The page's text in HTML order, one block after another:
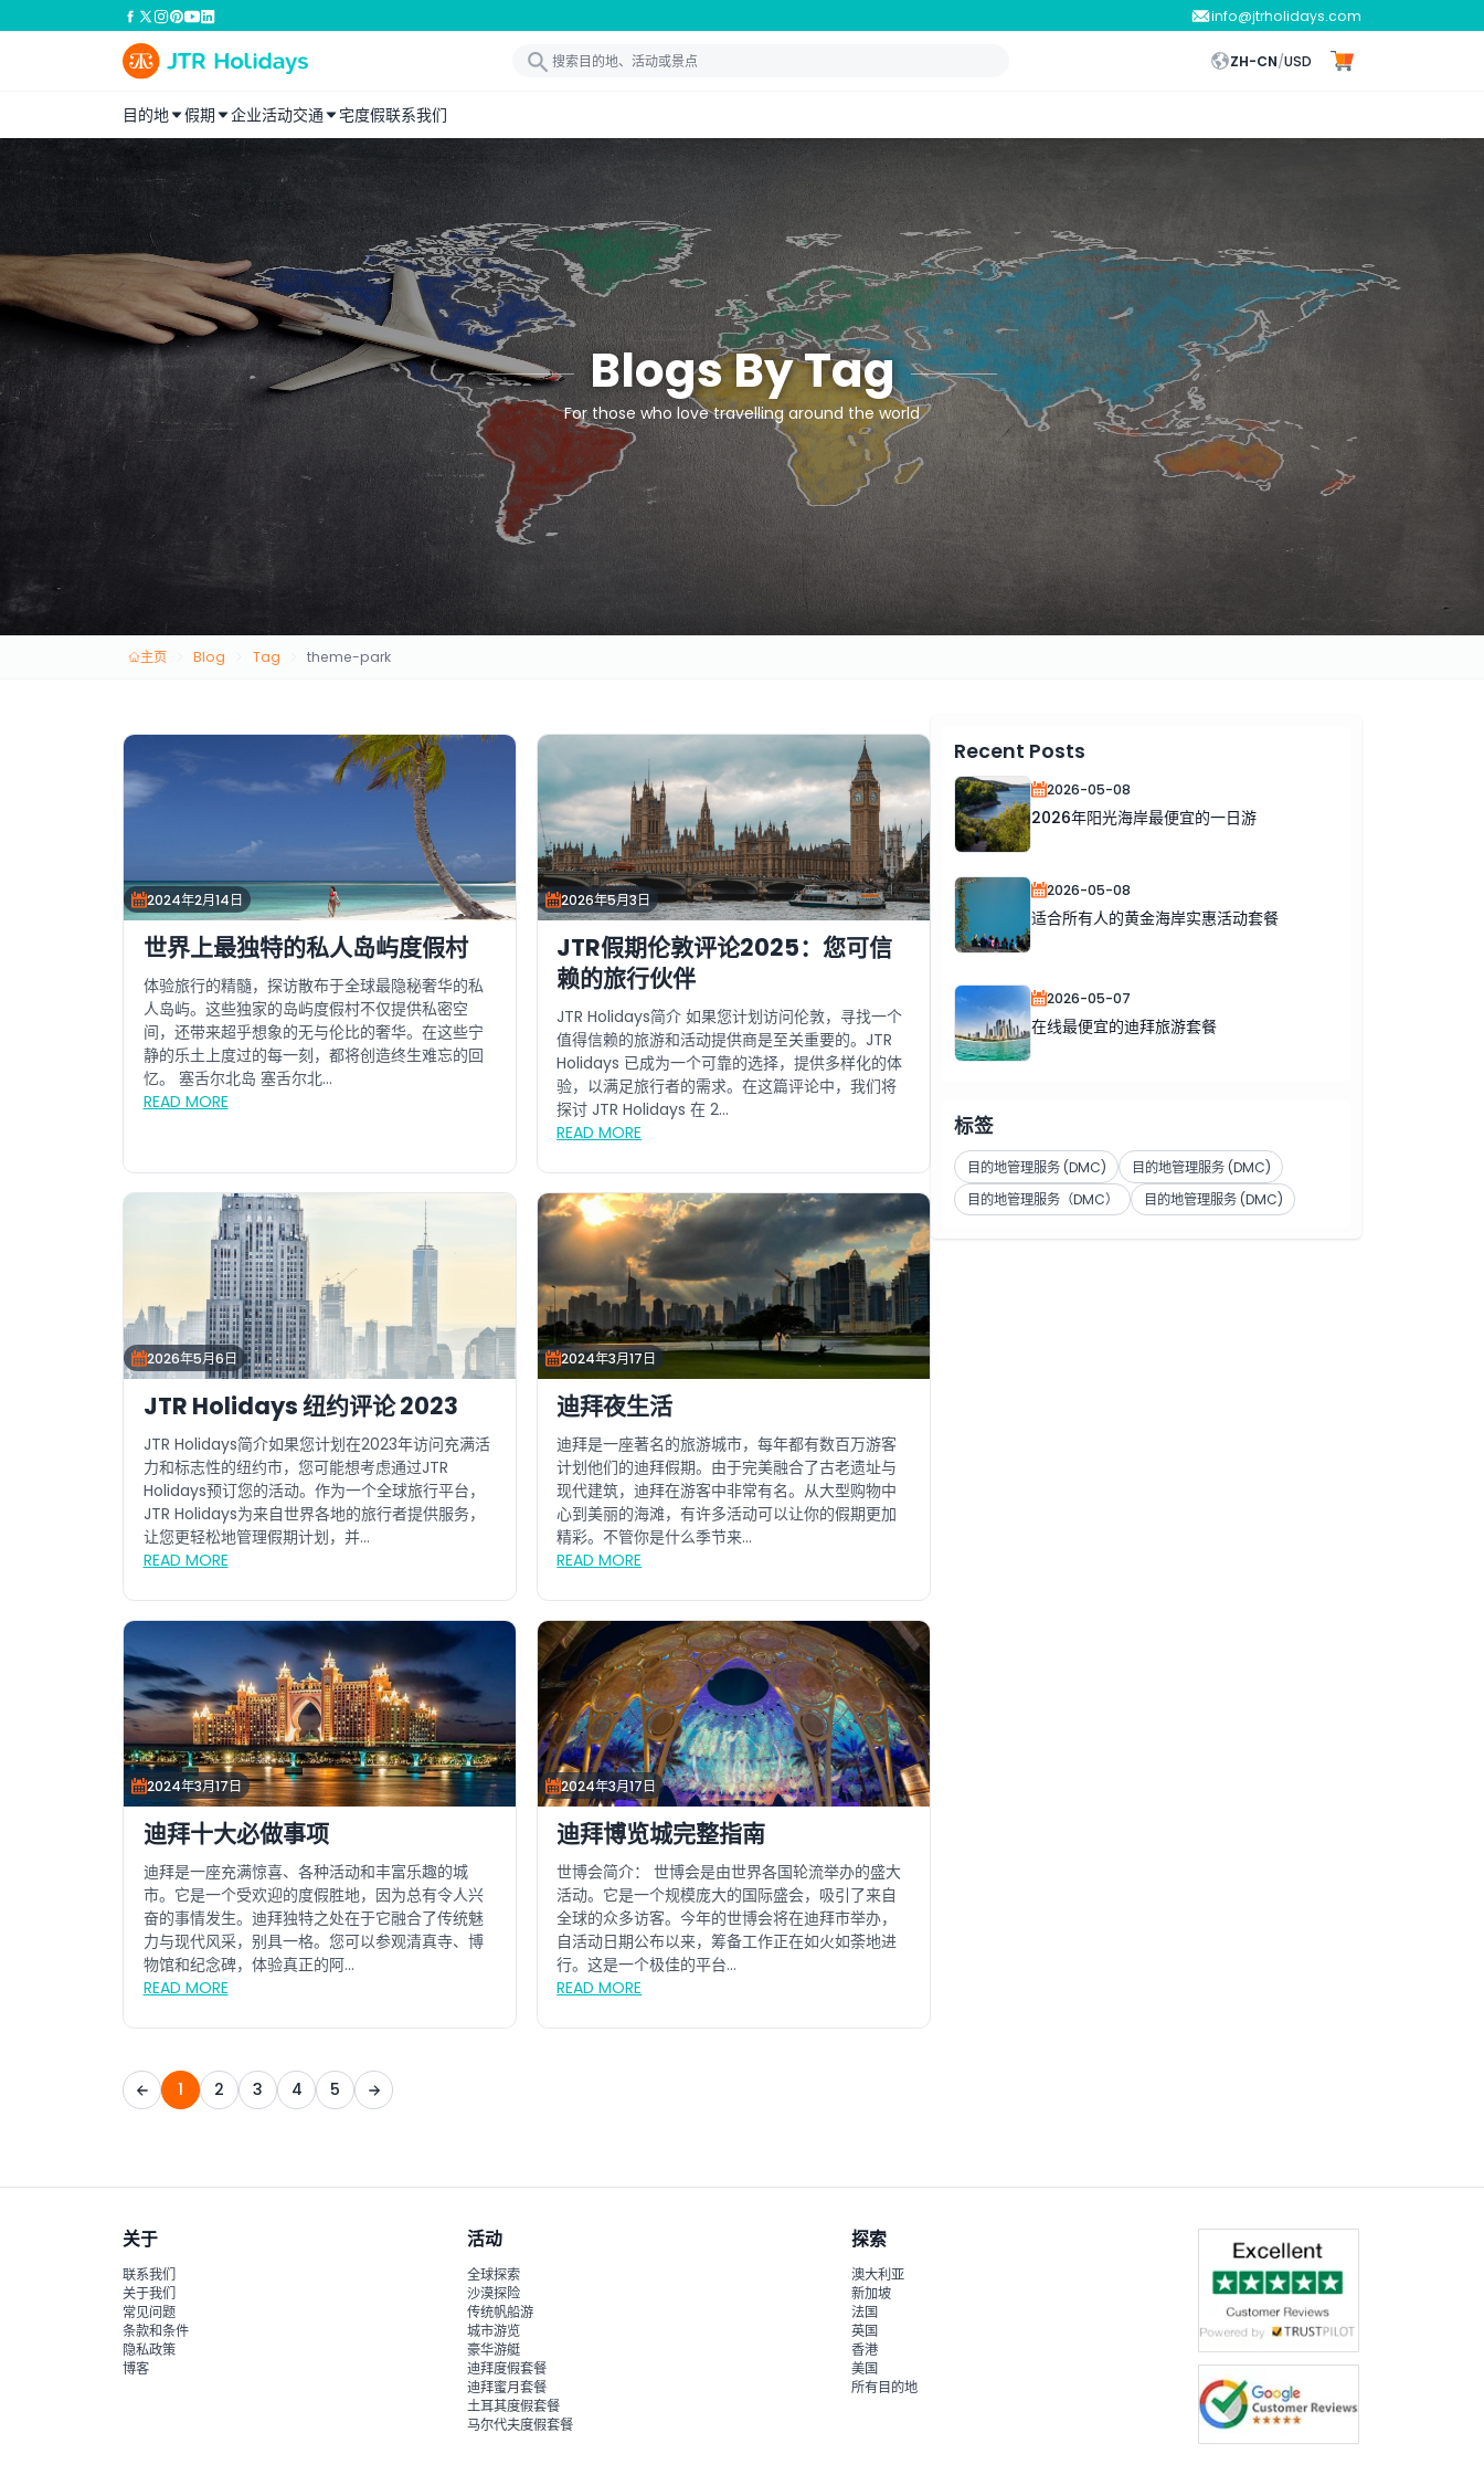
info@jtrholidays.com
ZH-CN/USD
目的地 假期 企业活动交通 宅度假联系我们
Blogs By Tag
For those who love travelling around the world
主页 Blog Tag theme-park
2024年2月14日
世界上最独特的私人岛屿度假村
体验旅行的精髓，探访散布于全球最隐秘奢华的私
人岛屿。这些独家的岛屿度假村不仅提供私密空
间，还带来超乎想象的无与伦比的奢华。在这些宁
静的乐土上度过的每一刻，都将创造终生难忘的回
忆。 塞舌尔北岛 塞舌尔北...
READ MORE
2026年5月3日
JTR假期伦敦评论2025：您可信
赖的旅行伙伴
JTR Holidays简介 如果您计划访问伦敦，寻找一个
值得信赖的旅游和活动提供商是至关重要的。JTR
Holidays 已成为一个可靠的选择，提供多样化的体
验，以满足旅行者的需求。在这篇评论中，我们将
探讨 JTR Holidays 在 2...
READ MORE
2026年5月6日
JTR Holidays 纽约评论 2023
JTR Holidays简介如果您计划在2023年访问充满活
力和标志性的纽约市，您可能想考虑通过JTR
Holidays预订您的活动。作为一个全球旅行平台，
JTR Holidays为来自世界各地的旅行者提供服务，
让您更轻松地管理假期计划，并...
READ MORE
2024年3月17日
迪拜夜生活
迪拜是一座著名的旅游城市，每年都有数百万游客
计划他们的迪拜假期。由于完美融合了古老遗址与
现代建筑，迪拜在游客中非常有名。从大型购物中
心到美丽的海滩，有许多活动可以让你的假期更加
精彩。不管你是什么季节来...
READ MORE
2024年3月17日
迪拜十大必做事项
迪拜是一座充满惊喜、各种活动和丰富乐趣的城
市。它是一个受欢迎的度假胜地，因为总有令人兴
奋的事情发生。迪拜独特之处在于它融合了传统魅
力与现代风采，别具一格。您可以参观清真寺、博
物馆和纪念碑，体验真正的阿...
READ MORE
2024年3月17日
迪拜博览城完整指南
世博会简介： 世博会是由世界各国轮流举办的盛大
活动。它是一个规模庞大的国际盛会，吸引了来自
全球的众多访客。今年的世博会将在迪拜市举办，
自活动日期公布以来，筹备工作正在如火如荼地进
行。这是一个极佳的平台...
READ MORE
1 2 3 4 5
Recent Posts
2026-05-08
2026年阳光海岸最便宜的一日游
2026-05-08
适合所有人的黄金海岸实惠活动套餐
2026-05-07
在线最便宜的迪拜旅游套餐
标签
目的地管理服务 (DMC)
目的地管理服务 (DMC)
目的地管理服务（DMC）
目的地管理服务 (DMC)
关于
联系我们
关于我们
常见问题
条款和条件
隐私政策
博客
活动
全球探索
沙漠探险
传统帆船游
城市游览
豪华游艇
迪拜度假套餐
迪拜蜜月套餐
土耳其度假套餐
马尔代夫度假套餐
探索
澳大利亚
新加坡
法国
英国
香港
美国
所有目的地